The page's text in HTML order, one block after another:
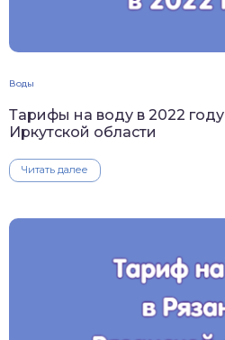
Воды
Тарифы на воду в 2022 году
Иркутской области
Читать далее